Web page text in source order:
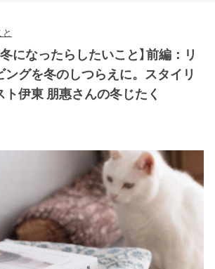
冬になったらしたいこと】前編：リ
ングを冬のしつらえに。スタイリ
ト伊東 朋惠さんの冬じたく